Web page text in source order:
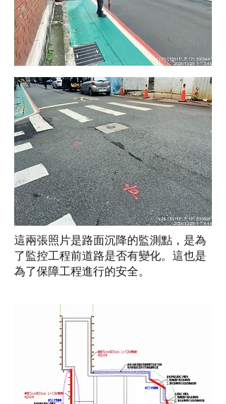
這兩張照片是路面沉降的監測點，是為
了監控工程前道路是否有變化。這也是
為了保障工程進行的安全。